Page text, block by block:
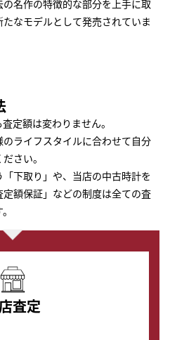
名作の特徴的な部分を上手に取
なモデルとして発売されていま
定額は変わりません。
ライフスタイルに合わせて自分
さい。
下取り」や、当店の中古時計を
額保証」などの制度は全ての査
査定